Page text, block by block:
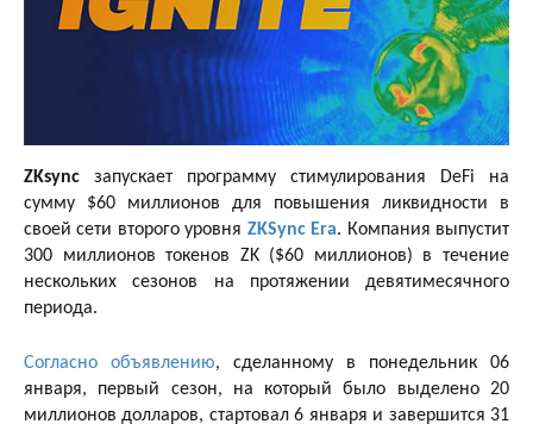
ZKsync запускает программу стимулирования DeFi на
сумму $60 миллионов для повышения ликвидности в
своей сети второго уровня ZKSync Era. Компания выпустит
300 миллионов токенов ZK ($60 миллионов) в течение
нескольких сезонов на протяжении девятимесячного
периода.
Согласно объявлению, сделанному в понедельник 06
января, первый сезон, на который было выделено 20
миллионов долларов, стартовал 6 января и завершится 31